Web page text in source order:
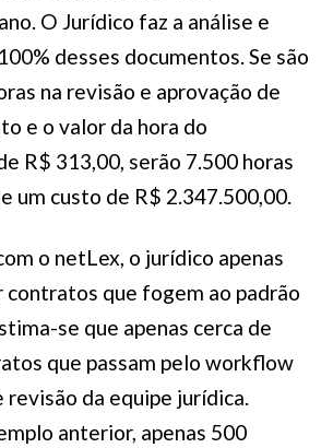
O Jurídico faz a análise e
desses documentos. Se são
na revisão e aprovação de
e o valor da hora do
R$ 313,00, serão 7.500 horas
um custo de R$ 2.347.500,00.
o netLex, o jurídico apenas
contratos que fogem ao padrão
se que apenas cerca de
que passam pelo workflow
revisão da equipe jurídica.
anterior, apenas 500